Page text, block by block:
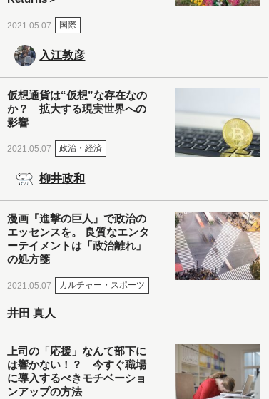
2021.05.07 国際
入江敦彦
仮想通貨は“仮想”な存在なの
か？ 拡大する現実世界への
影響
2021.05.07 政治・経済
柳井政和
漫画『進撃の巨人』で政治の
エッセンスを。 良質なエンタ
ーテイメントは「政治離れ」
の処方箋
2021.05.07 カルチャー・スポーツ
井田 真人
上司の「応援」なんて部下に
は響かない！？ 今すぐ職場
に導入するべきモチベーショ
ンアップの方法